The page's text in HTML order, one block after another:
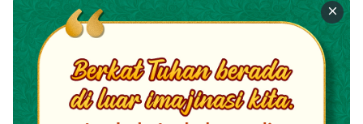
anaknya; dia juga membelah kayu untuk korban
bakaran itu lalu berangkatlah dia dan pergi ke tempat
yang diperintahkan Tuhan kepadanya”(Kejadian 22:3)
“Tibalah mereka ke tempat yang Tuhan tunjukkan
kepadanya, lalu Abraham mendirikan mezbah di sana,